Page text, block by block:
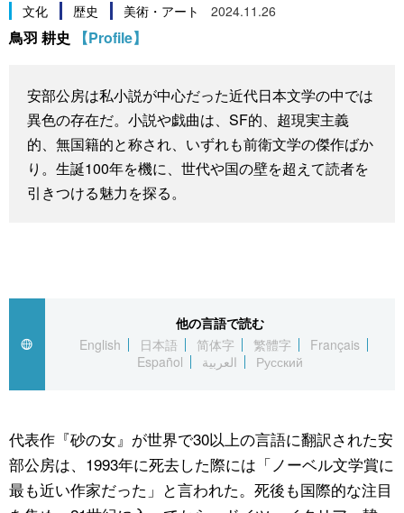
科学・技術
スポーツ・東京2020
Books
Topics
Images
お知らせ
文化 歴史 美術・アート 2024.11.26
鳥羽 耕史 【Profile】
安部公房は私小説が中心だった近代日本文学の中では
異色の存在だ。小説や戯曲は、SF的、超現実主義
的、無国籍的と称され、いずれも前衛文学の傑作ばか
り。生誕100年を機に、世代や国の壁を超えて読者を
引きつける魅力を探る。
他の言語で読む
English
日本語 简体字 繁體字
Français
Español
العربية Русский
代表作『砂の女』が世界で30以上の言語に翻訳された安
部公房は、1993年に死去した際には「ノーベル文学賞に
最も近い作家だった」と言われた。死後も国際的な注目